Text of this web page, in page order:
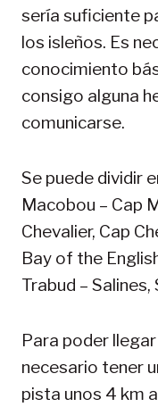
sería suficiente
los isleños. Es
conocimiento
consigo alguna
comunicarse.
Se puede dividir
Macobou – Cap
Chevalier, Cap
Bay of the
Trabud –
Para poder
necesario tener
pista unos 4 km